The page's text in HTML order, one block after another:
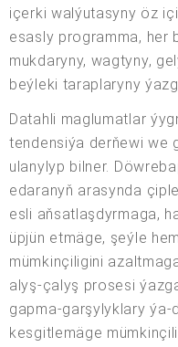
içerki walýutasyny öz
esasly programma, her
mukdaryny, wagtyny,
beýleki taraplaryny
Datahli maglumatlar
tendensiýa derňewi we
ulanylyp bilner.
edaranyň arasynda
esli aňsatlaşdyrmaga,
üpjün etmäge, şeýle
mümkinçiligini
alyş-çalyş prosesi
gapma-garşylyklary
kesgitlemäge